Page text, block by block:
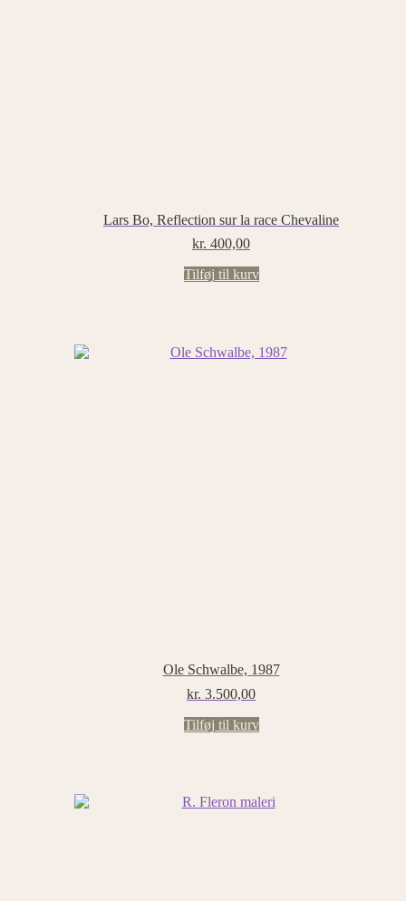
Lars Bo, Reflection sur la race Chevaline
kr. 400,00
Tilføj til kurv
Ole Schwalbe, 1987
kr. 3.500,00
Tilføj til kurv